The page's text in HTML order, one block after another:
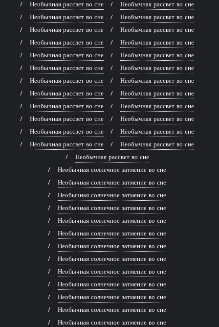
Необычная рассвет во сне
Необычная рассвет во сне
Необычная рассвет во сне
Необычная рассвет во сне
Необычная рассвет во сне
Необычная рассвет во сне
Необычная рассвет во сне
Необычная рассвет во сне
Необычная рассвет во сне
Необычная рассвет во сне
Необычная рассвет во сне
Необычная рассвет во сне
Необычная рассвет во сне
Необычная рассвет во сне
Необычная рассвет во сне
Необычная рассвет во сне
Необычная рассвет во сне
Необычная рассвет во сне
Необычная рассвет во сне
Необычная рассвет во сне
Необычная рассвет во сне
Необычная рассвет во сне
Необычная рассвет во сне
Необычная рассвет во сне
Необычная рассвет во сне
Необычная солнечное затмение во сне
Необычная солнечное затмение во сне
Необычная солнечное затмение во сне
Необычная солнечное затмение во сне
Необычная солнечное затмение во сне
Необычная солнечное затмение во сне
Необычная солнечное затмение во сне
Необычная солнечное затмение во сне
Необычная солнечное затмение во сне
Необычная солнечное затмение во сне
Необычная солнечное затмение во сне
Необычная солнечное затмение во сне
Необычная солнечное затмение во сне